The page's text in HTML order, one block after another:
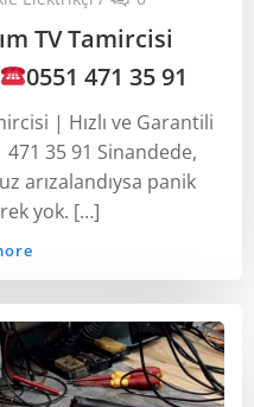
TV Tamircisi
0551 471 35 91
| Hızlı ve Garantili
471 35 91 Sinandede,
arızalandıysa panik
yok. […]